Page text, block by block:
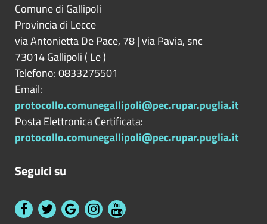
Comune di Gallipoli
Provincia di Lecce
via Antonietta De Pace, 78 | via Pavia, snc
73014Gallipoli ( Le)
Telefono: 0833275501
Email:
protocollo.comunegallipoli@pec.rupar.puglia.it
Posta Elettronica Certificata:
protocollo.comunegallipoli@pec.rupar.puglia.it
Seguici su